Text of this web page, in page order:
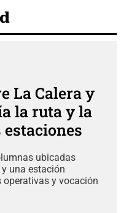
La Calera y
la ruta y la
ubicadas
una estación
y vocación